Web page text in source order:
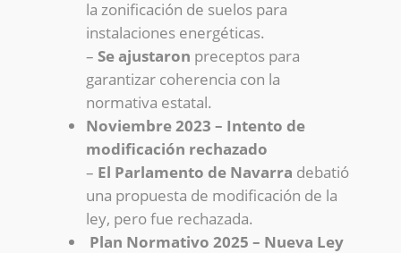
la zonificación de suelos para
instalaciones energéticas.
– Se ajustaron preceptos para
garantizar coherencia con la
normativa estatal.
Noviembre 2023 – Intento de
modificación rechazado
– El Parlamento de Navarra debatió
una propuesta de modificación de la
ley, pero fue rechazada.
Plan Normativo 2025 – Nueva Ley